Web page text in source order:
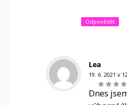
Odpovědět
Lea
19. 6. 2021 v
Dnes